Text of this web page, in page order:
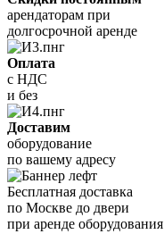
арендаторам при
долгосрочной аренде
Оплата
с НДС
и без
Доставим
оборудование
по вашему адресу
Бесплатная доставка
по Москве до двери
при аренде оборудования